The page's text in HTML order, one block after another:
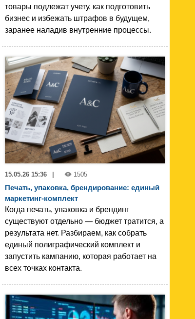
товары подлежат учету, как подготовить
бизнес и избежать штрафов в будущем,
заранее наладив внутренние процессы.
15.05.26 15:36 | 1505
Печать, упаковка, брендирование: единый
маркетинг-комплект
Когда печать, упаковка и брендинг
существуют отдельно — бюджет тратится, а
результата нет. Разбираем, как собрать
единый полиграфический комплект и
запустить кампанию, которая работает на
всех точках контакта.